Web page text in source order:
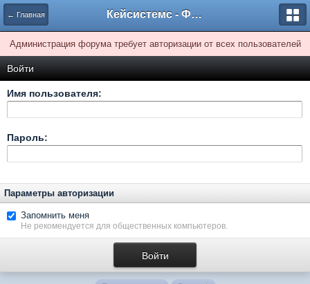
← Главная Кейсистемс - Форумы
Администрация форума требует авторизации от всех пользователей
Войти
Имя пользователя:
Пароль:
Параметры авторизации
Запомнить меня
Не рекомендуется для общественных компьютеров.